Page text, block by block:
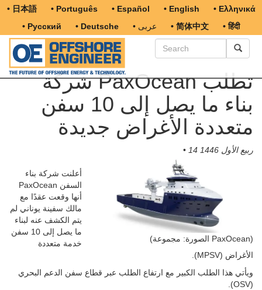
• 日本語 • Português • Español • English
• Ελληνικά
• Русский
• Deutsche • عربى • 简体中文 • हिंदी
شركة PaxOcean تطلب
بناء ما يصل إلى 10 سفن
متعددة الأغراض جديدة
• 14 ربيع الأول 1446
(الصورة: مجموعة PaxOcean)
أعلنت شركة بناء
السفن PaxOcean
أنها وقعت عقدًا مع
مالك سفينة يوناني لم
يتم الكشف عنه لبناء
ما يصل إلى 10 سفن
خدمة متعددة
الأغراض (MPSV).
ويأتي هذا الطلب الكبير مع ارتفاع الطلب عبر قطاع سفن الدعم البحري
(OSV).